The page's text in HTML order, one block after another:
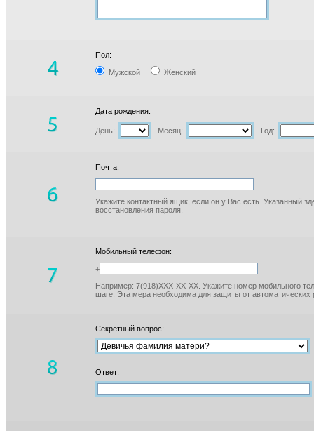
Пол:
Мужской Женский
Дата рождения:
День: Месяц: Год:
Почта:
Укажите контактный ящик, если он у Вас есть. Указанный
восстановления пароля.
Мобильный телефон:
+
Например: 7(918)XXX-XX-XX. Укажите номер мобильного
шаге. Эта мера необходима для защиты от автоматических
Секретный вопрос:
Ответ: